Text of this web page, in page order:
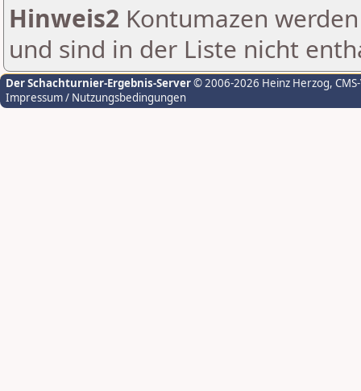
Hinweis2 Kontumazen
und sind in der Liste nicht
Der Schachturnier-Ergebnis-Server© 2006-2026 Heinz Herzog,
Impressum / Nutzungsbedingungen